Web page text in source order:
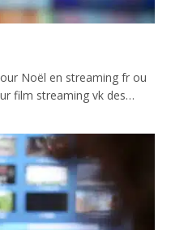
Noël en streaming fr ou
film streaming vk des…